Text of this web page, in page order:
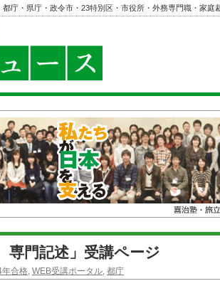
庁・県庁・政令市・23特別区・市役所・外務専門職・家庭
専門記述」受講ページ
合格, WEB受講ポータル, 都庁